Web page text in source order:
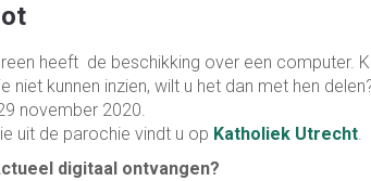
heeft de beschikking over een computer.
niet kunnen inzien, wilt u het dan met hen
november 2020.
uit de parochie vindt u op Katholiek Utrecht.
digitaal ontvangen?